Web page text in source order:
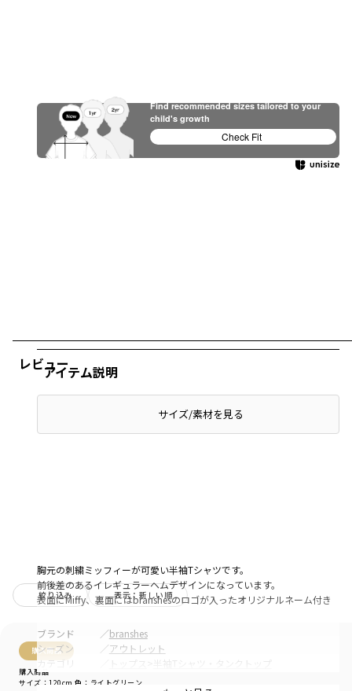
レビュー
絞り込み 表示：新しい順
購入商品
購入商品
サイズ：120cm 色：ライトグリーン
アイテム説明
サイズ/素材を見る
胸元の刺繍ミッフィーが可愛い半袖Tシャツです。
前後差のあるイレギュラーヘムデザインになっています。
表面にMiffy、裏面にはbranshesのロゴが入ったオリジナルネーム付き
ブランド ／branshes
シーズン
／アウトレット
カテゴリ
トップス
半袖Tシャツ・タンクトップ
カラー
／ パープル
Find recommended sizes tailored to your
child's growth
Check Fit